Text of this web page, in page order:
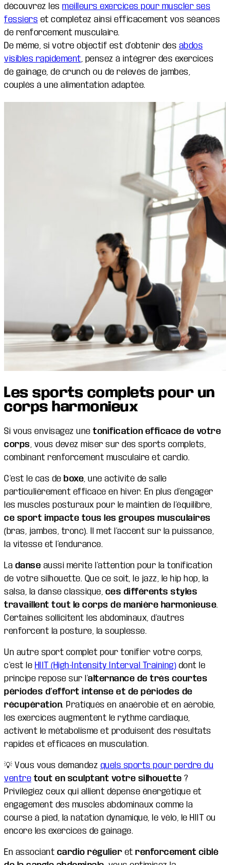
découvrez les meilleurs exercices pour muscler ses
fessiers et complétez ainsi efficacement vos séances
de renforcement musculaire.
De même, si votre objectif est d’obtenir des abdos
visibles rapidement , pensez à intégrer des exercices
de gainage, de crunch ou de relevés de jambes,
couplés à une alimentation adaptée.
Les sports complets pour un
corps harmonieux
Si vous envisagez une tonification efficace de votre
corps, vous devez miser sur des sports complets,
combinant renforcement musculaire et cardio.
C’est le cas de boxe, une activité de salle
particulièrement efficace en hiver. En plus d’engager
les muscles posturaux pour le maintien de l’équilibre,
ce sport impacte tous les groupes musculaires
(bras, jambes, tronc). Il met l’accent sur la puissance,
la vitesse et l’endurance.
La danse aussi mérite l’attention pour la tonification
de votre silhouette. Que ce soit, le jazz, le hip hop, la
salsa, la danse classique, ces différents styles
travaillent tout le corps de manière harmonieuse.
Certaines sollicitent les abdominaux, d’autres
renforcent la posture, la souplesse.
Un autre sport complet pour tonifier votre corps,
c’est le HIIT (High-Intensity Interval Training) dont le
principe repose sur l’alternance de très courtes
périodes d’effort intense et de périodes de
récupération. Pratiqués en anaérobie et en aérobie,
les exercices augmentent le rythme cardiaque,
activent le métabolisme et produisent des résultats
rapides et efficaces en musculation.
💡 Vous vous demandez quels sports pour perdre du
ventre tout en sculptant votre silhouette ?
Privilégiez ceux qui allient dépense énergétique et
engagement des muscles abdominaux comme la
course à pied, la natation dynamique, le vélo, le HIIT ou
encore les exercices de gainage.
En associant cardio régulier et renforcement ciblé